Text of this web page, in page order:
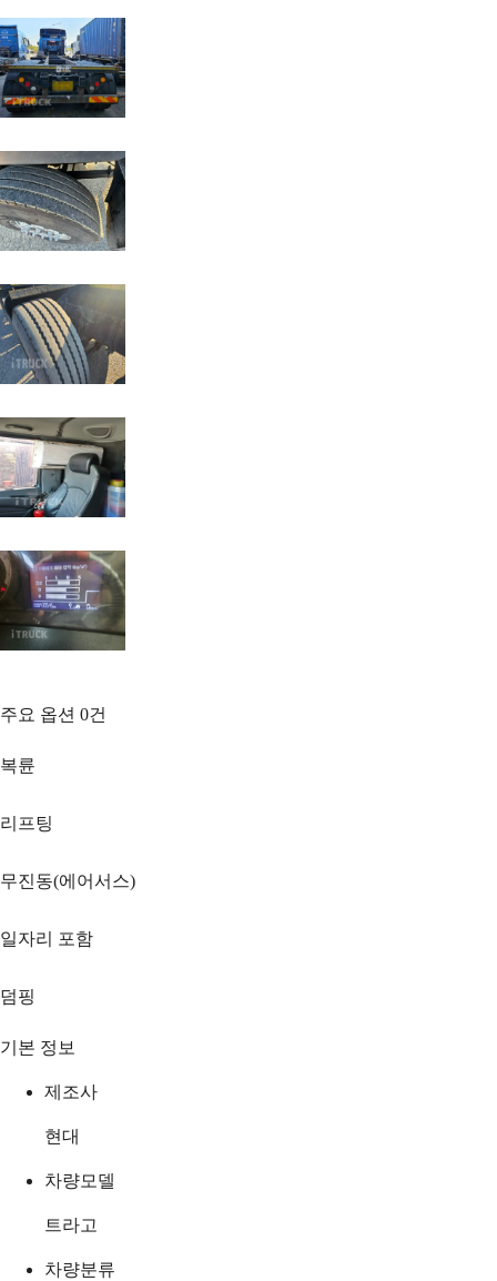
주요 옵션 0건
복륜
리프팅
무진동(에어서스)
일자리 포함
덤핑
기본 정보
제조사
현대
차량모델
트라고
차량분류